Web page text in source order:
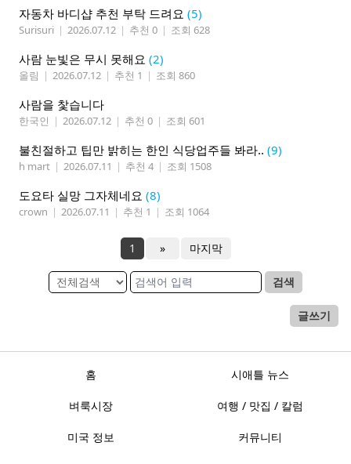
자동차 바디샵 추천 부탁 드려요 (5)
Surisuri | 2026.07.12 | 추천 0 | 조회 628
사람 눈빛은 무시 못해요 (2)
올림 | 2026.07.12 | 추천 1 | 조회 860
사람을 찿습니다
한국인 | 2026.07.12 | 추천 0 | 조회 601
불친절하고 팁만 밝히는 한인 식당업주들 봐라.. (9)
h mart | 2026.07.11 | 추천 4 | 조회 1508
도요타 실망 그자체네요 (8)
crown | 2026.07.11 | 추천 1 | 조회 1064
1 » 마지막
검색
글쓰기
홈 시애틀 뉴스
벼룩시장 여행 / 맛집 / 칼럼
미국 정보 커뮤니티